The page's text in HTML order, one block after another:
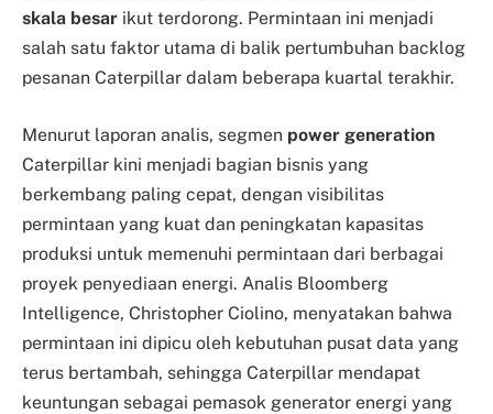
skala besar ikut terdorong. Permintaan ini menjadi
salah satu faktor utama di balik pertumbuhan backlog
pesanan Caterpillar dalam beberapa kuartal terakhir.
Menurut laporan analis, segmen power generation
Caterpillar kini menjadi bagian bisnis yang
berkembang paling cepat, dengan visibilitas
permintaan yang kuat dan peningkatan kapasitas
produksi untuk memenuhi permintaan dari berbagai
proyek penyediaan energi. Analis Bloomberg
Intelligence, Christopher Ciolino, menyatakan bahwa
permintaan ini dipicu oleh kebutuhan pusat data yang
terus bertambah, sehingga Caterpillar mendapat
keuntungan sebagai pemasok generator energi yang